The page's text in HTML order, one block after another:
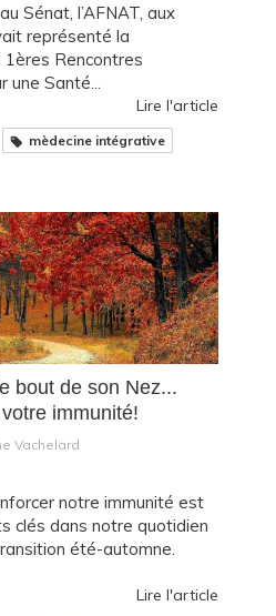
Sénat, l’AFNAT, aux
représenté la
Rencontres
Santé...
Lire l'article
mèdecine intégrative
bout de son Nez...
immunité!
Vachelard
notre immunité est
clés dans notre quotidien
été-automne.
Lire l'article